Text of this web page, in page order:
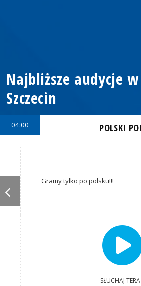
Najbliższe audycje
Szczecin
04:00 POLSKI
Gramy tylko po polsku!!!
SŁUCHAJ